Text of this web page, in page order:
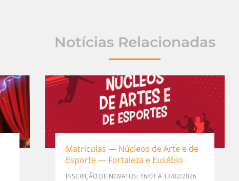
Notícias Relacionadas
Matrículas — Núcleos de Arte e de
Esporte — Fortaleza e Eusébio
INSCRIÇÃO DE NOVATOS: 16/01 A 13/02/2026